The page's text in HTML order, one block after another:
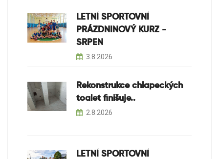
LETNÍ SPORTOVNÍ
PRÁZDNINOVÝ KURZ -
SRPEN
3.8.2026
Rekonstrukce chlapeckých
toalet finišuje..
2.8.2026
LETNÍ SPORTOVNÍ